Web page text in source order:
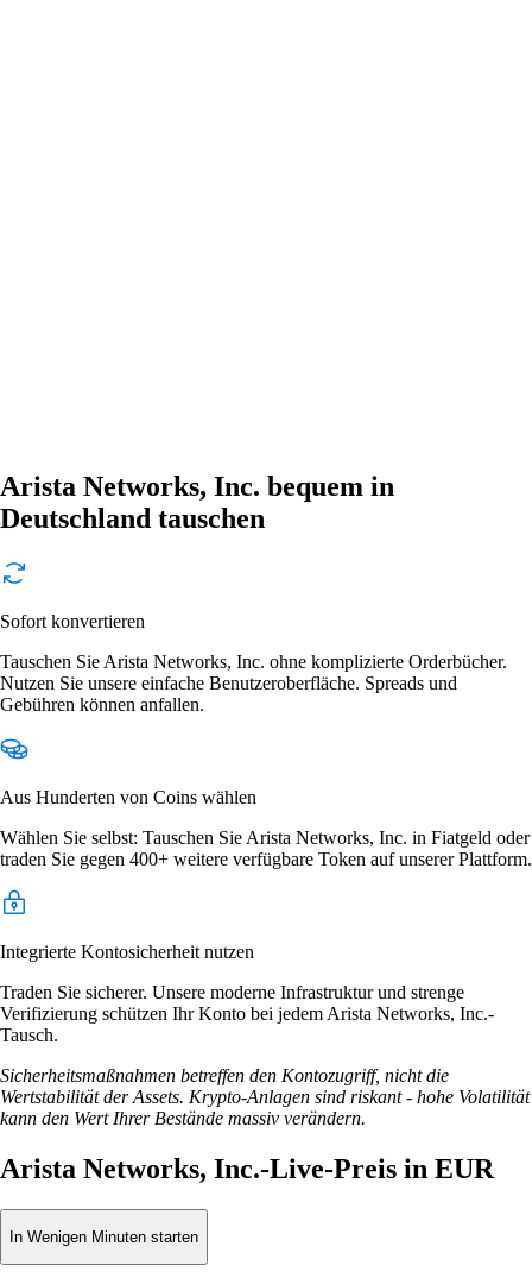
Arista Networks, Inc. bequem in
Deutschland tauschen
Sofort konvertieren
Tauschen Sie Arista Networks, Inc. ohne komplizierte Orderbücher.
Nutzen Sie unsere einfache Benutzeroberfläche. Spreads und
Gebühren können anfallen.
Aus Hunderten von Coins wählen
Wählen Sie selbst: Tauschen Sie Arista Networks, Inc. in Fiatgeld oder
traden Sie gegen 400+ weitere verfügbare Token auf unserer Plattform.
Integrierte Kontosicherheit nutzen
Traden Sie sicherer. Unsere moderne Infrastruktur und strenge
Verifizierung schützen Ihr Konto bei jedem Arista Networks, Inc.-
Tausch.
Sicherheitsmaßnahmen betreffen den Kontozugriff, nicht die
Wertstabilität der Assets. Krypto-Anlagen sind riskant - hohe Volatilität
kann den Wert Ihrer Bestände massiv verändern.
Arista Networks, Inc.-Live-Preis in EUR
In Wenigen Minuten starten